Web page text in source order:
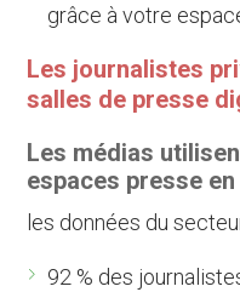
grâce à votre
Les journalistes
salles de presse
Les médias
espaces presse
les données du
92 % des